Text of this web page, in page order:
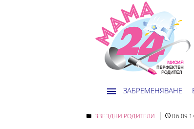
ЗАБРЕМЕНЯВАНЕ
ЗВЕЗДНИ РОДИТЕЛИ 06.09